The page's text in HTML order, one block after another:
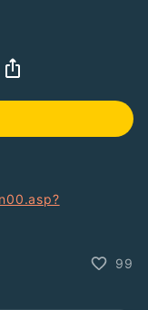
17-1309-036 99